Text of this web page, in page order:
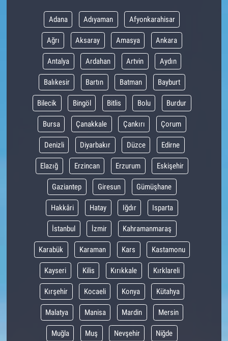
Adana Adıyaman Afyonkarahisar
Ağrı Aksaray Amasya Ankara
Antalya Ardahan Artvin Aydın
Balıkesir Bartın Batman Bayburt
Bilecik Bingöl Bitlis Bolu Burdur
Bursa Çanakkale Çankırı Çorum
Denizli Diyarbakır Düzce Edirne
Elazığ Erzincan Erzurum Eskişehir
Gaziantep Giresun Gümüşhane
Hakkâri Hatay Iğdır Isparta
İstanbul İzmir Kahramanmaraş
Karabük Karaman Kars Kastamonu
Kayseri Kilis Kırıkkale Kırklareli
Kırşehir Kocaeli Konya Kütahya
Malatya Manisa Mardin Mersin
Muğla Muş Nevşehir Niğde